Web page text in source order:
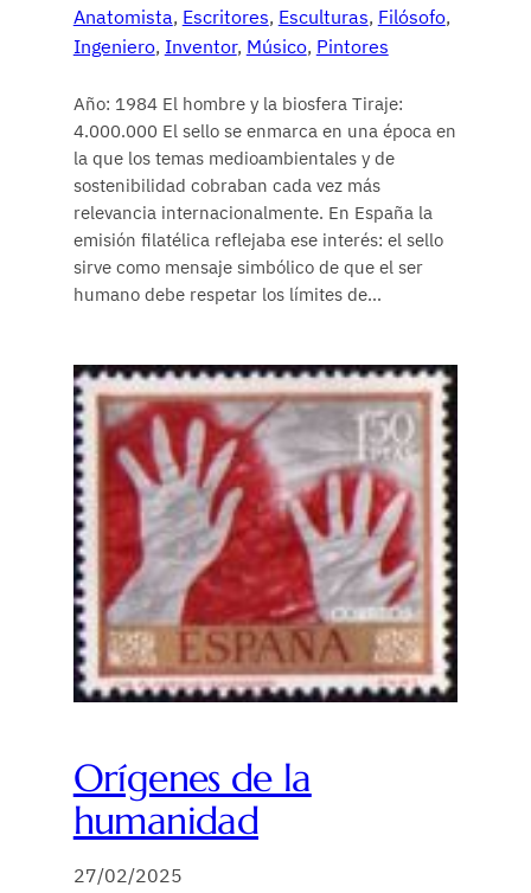
Anatomista, Escritores, Esculturas, Filósofo
Ingeniero, Inventor, Músico, Pintores
Año: 1984 El hombre y la biosfera Tiraje:
4.000.000 El sello se enmarca en una época en
la que los temas medioambientales y de
sostenibilidad cobraban cada vez más
relevancia internacionalmente. En España la
emisión filatélica reflejaba ese interés: el sello
sirve como mensaje simbólico de que el ser
humano debe respetar los límites de…
Orígenes de la
humanidad
27/02/2025